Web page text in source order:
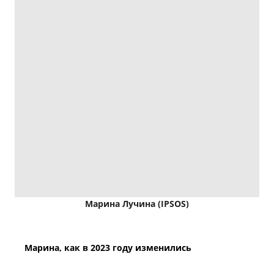
Марина Лучина (IPSOS)
Марина, как в 2023 году изменились